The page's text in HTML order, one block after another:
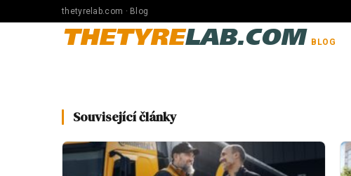
thetyrelab.com · Blog
THETYRELAB.COM BLOG
Související články